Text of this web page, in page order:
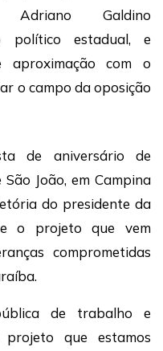
Adriano Galdino
político estadual, e
aproximação com o
o campo da oposição
de aniversário de
João, em Campina
do presidente da
o projeto que vem
comprometidas
de trabalho e
que estamos